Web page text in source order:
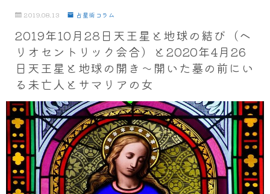
2019.08.13 占星術コラム
2019年10月28日天王星と地球の結び（ヘ
リオセントリック会合）と2020年4月26
日天王星と地球の開き～開いた墓の前にい
る未亡人とサマリアの女